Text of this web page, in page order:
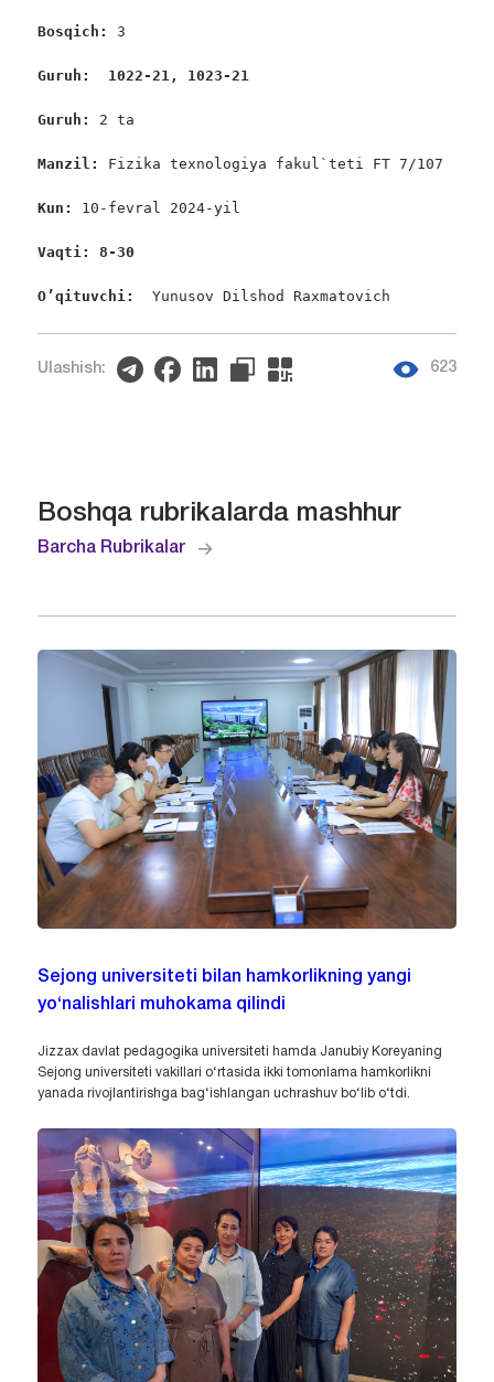
Bosqich: 3
Guruh:  1022-21, 1023-21
Guruh: 2 ta
Manzil: Fizika texnologiya fakul`teti FT 7/107
Kun: 10-fevral 2024-yil
Vaqti: 8-30
O’qituvchi: Yunusov Dilshod Raxmatovich
Ulashish: 623
Boshqa rubrikalarda mashhur
Barcha Rubrikalar
Sejong universiteti bilan hamkorlikning yangi
yo‘nalishlari muhokama qilindi
Jizzax davlat pedagogika universiteti hamda Janubiy Koreyaning
Sejong universiteti vakillari o‘rtasida ikki tomonlama hamkorlikni
yanada rivojlantirishga bag‘ishlangan uchrashuv bo‘lib o‘tdi.